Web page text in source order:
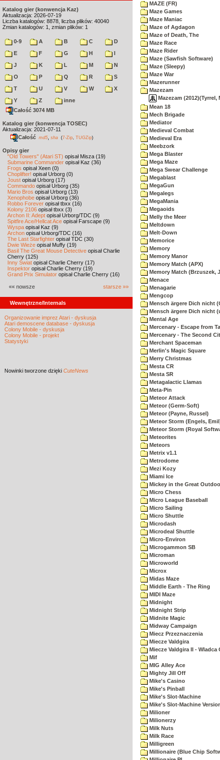
Katalog gier (konwencja Kaz)
Aktualizacja: 2026-07-19
Liczba katalogów: 8878, liczba plików: 40040
Zmian katalogów: 1, zmian plików: 1
0-9 A B C
D
E
F G H
I
J
K L M
N
O
P Q R
S
T
U V W
X
Y
Z
inne
Całość 3074 MB
Katalog gier (konwencja TOSEC)
Aktualizacja: 2021-07-11
Całość md5 sha (7-Zip TUGZip)
Opisy gier
"Old Towers" (Atari ST) opisał Misza (19)
Submarine Commander opisał Kaz (36)
Frogs opisał Xeen (0)
Choplifter! opisał Urborg (0)
Joust opisał Urborg (17)
Commando opisał Urborg (35)
Mario Bros opisał Urborg (13)
Xenophobe opisał Urborg (36)
Robbo Forever opisał tbxx (16)
Kolony 2106 opisał tbxx (3)
Archon II: Adept opisał Urborg/TDC (9)
Spitfire Ace/Hellcat Ace opisał Farscape (9)
Wyspa opisał Kaz (9)
Archon opisał Urborg/TDC (16)
The Last Starfighter opisał TDC (30)
Dwie Wieże opisał Muffy (19)
Basil The Great Mouse Detective opisał Charlie
Cherry (125)
Inny Świat opisał Charlie Cherry (17)
Inspektor opisał Charlie Cherry (19)
Grand Prix Simulator opisał Charlie Cherry (16)
«« nowsze starsze »»
Wewnętrzne/Internals
Organizowanie imprez Atari - dyskusja
Atari demoscene database - dyskusja
Colony Mobile - dyskusja
Colony Mobile - projekt
Statystyki
Nowinki tworzone dzięki CuteNews
MAZE (FR)
Maze Games
Maze Maniac
Maze of Agdagon
Maze of Death, The
Maze Race
Maze Rider
Maze (Sawfish Software)
Maze (Sleepy)
Maze War
Mazerunner
Mazezam
Mazezam (2012)(Tyrrel,
Mean 18
Mech Brigade
Mediator
Medieval Combat
Medieval Era
Meebzork
Mega Blaster
Mega Maze
Mega Swear Challenge
Megablast
MegaGun
Megalegs
MegaMania
Megaoids
Melly the Meer
Meltdown
Melt-Down
Memorice
Memory
Memory Manor
Memory Match (APX)
Memory Match (Brzuszek,
Menace
Menagarie
Mengcop
Mensch ärgere Dich nicht
Mensch ärgere Dich nicht
Mental Age
Mercenary - Escape from
Mercenary - The Second
Merchant Spaceman
Merlin's Magic Square
Merry Christmas
Mesta CR
Mesta SR
Metagalactic Llamas
Meta-Pin
Meteor Attack
Meteor (Germ-Soft)
Meteor (Payne, Russel)
Meteor Storm (Engels,
Meteor Storm (Royal
Meteorites
Meteors
Metrix v1.1
Metrodome
Mezi Kozy
Miami Ice
Mickey in the Great
Micro Chess
Micro League Baseball
Micro Sailing
Micro Shuttle
Microdash
Microdeal Shuttle
Micro-Environ
Microgammon SB
Microman
Microworld
Microx
Midas Maze
Middle Earth - The Ring
MIDI Maze
Midnight
Midnight Strip
Midnite Magic
Midway Campaign
Miecz Przeznaczenia
Miecze Valdgira
Miecze Valdgira II - Wladca
Mif
MIG Alley Ace
Mighty Jill Off
Mike's Casino
Mike's Pinball
Mike's Slot-Machine
Mike's Slot-Machine
Milioner
Milionerzy
Milk Nuts
Milk Race
Milligreen
Millionaire (Blue Chip